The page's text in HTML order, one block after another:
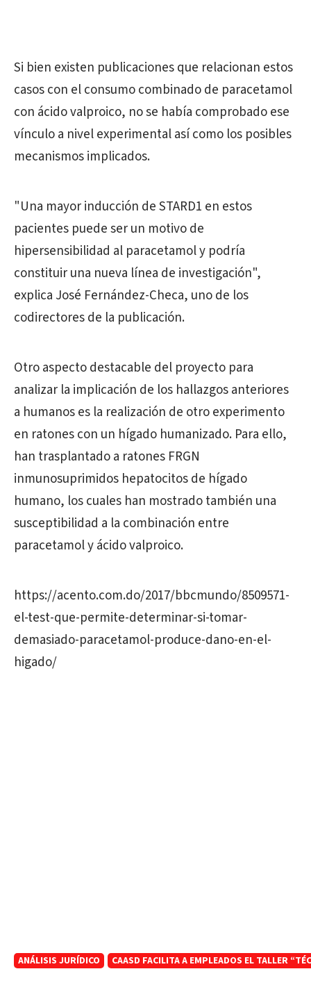
Si bien existen publicaciones que relacionan estos
casos con el consumo combinado de paracetamol
con ácido valproico, no se había comprobado ese
vínculo a nivel experimental así como los posibles
mecanismos implicados.
"Una mayor inducción de STARD1 en estos
pacientes puede ser un motivo de
hipersensibilidad al paracetamol y podría
constituir una nueva línea de investigación",
explica José Fernández-Checa, uno de los
codirectores de la publicación.
Otro aspecto destacable del proyecto para
analizar la implicación de los hallazgos anteriores
a humanos es la realización de otro experimento
en ratones con un hígado humanizado. Para ello,
han trasplantado a ratones FRGN
inmunosuprimidos hepatocitos de hígado
humano, los cuales han mostrado también una
susceptibilidad a la combinación entre
paracetamol y ácido valproico.
https://acento.com.do/2017/bbcmundo/8509571-
el-test-que-permite-determinar-si-tomar-
demasiado-paracetamol-produce-dano-en-el-
higado/
ANÁLISIS JURÍDICO CAASD FACILITA A EMPLEADOS EL TALLER